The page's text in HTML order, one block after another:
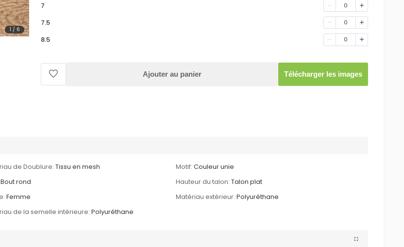
1 / 6
7 0
7.5 0
8.5 0
Ajouter au panier Télécharger les images
de Doublure: Tissu en mesh Motif: Couleur unie
Bout rond Hauteur du talon: Talon plat
Femme Matériau extérieur: Polyuréthane
de la semelle intérieure: Polyuréthane